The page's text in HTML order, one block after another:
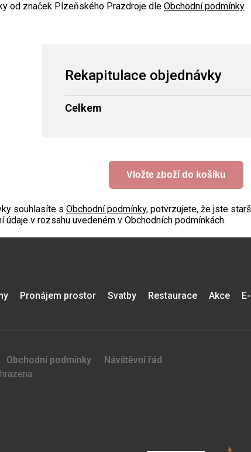
od značek Plzeňského Prazdroje dle Obchodní podmínky
Rekapitulace objednávky
Celkem
Vložte zboží do košíku
souhlasíte s Obchodní podmínky, potvrzujete, že jste
údaje v rozsahu uvedeném v Obchodních podmínkách.
Pronájem prostor Svatby Restaurace Akce
Obchodní podmínky
Návštěvní řád